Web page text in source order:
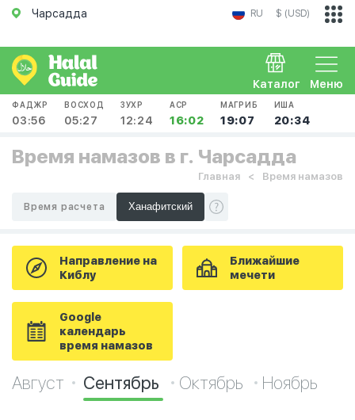
Чарсадда RU $ (USD)
Меню
Каталог
ФАДЖР
03:56
ВОСХОД
05:27
ЗУХР
12:24
АСР
16:02
МАГРИБ
19:07
ИША
20:34
Время намазов в г. Чарсадда
Главная Время намазов
Время расчета
Направление на
Киблу
Ближайшие
мечети
Google
календарь
время намазов
Август Сентябрь Октябрь Ноябрь